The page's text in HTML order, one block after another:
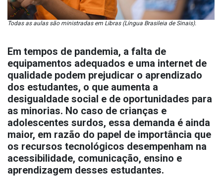
Todas as aulas são ministradas em Libras (Língua Brasileia de Sinais).
Em tempos de pandemia, a falta de
equipamentos adequados e uma internet de
qualidade podem prejudicar o aprendizado
dos estudantes, o que aumenta a
desigualdade social e de oportunidades para
as minorias. No caso de crianças e
adolescentes surdos, essa demanda é ainda
maior, em razão do papel de importância que
os recursos tecnológicos desempenham na
acessibilidade, comunicação, ensino e
aprendizagem desses estudantes.